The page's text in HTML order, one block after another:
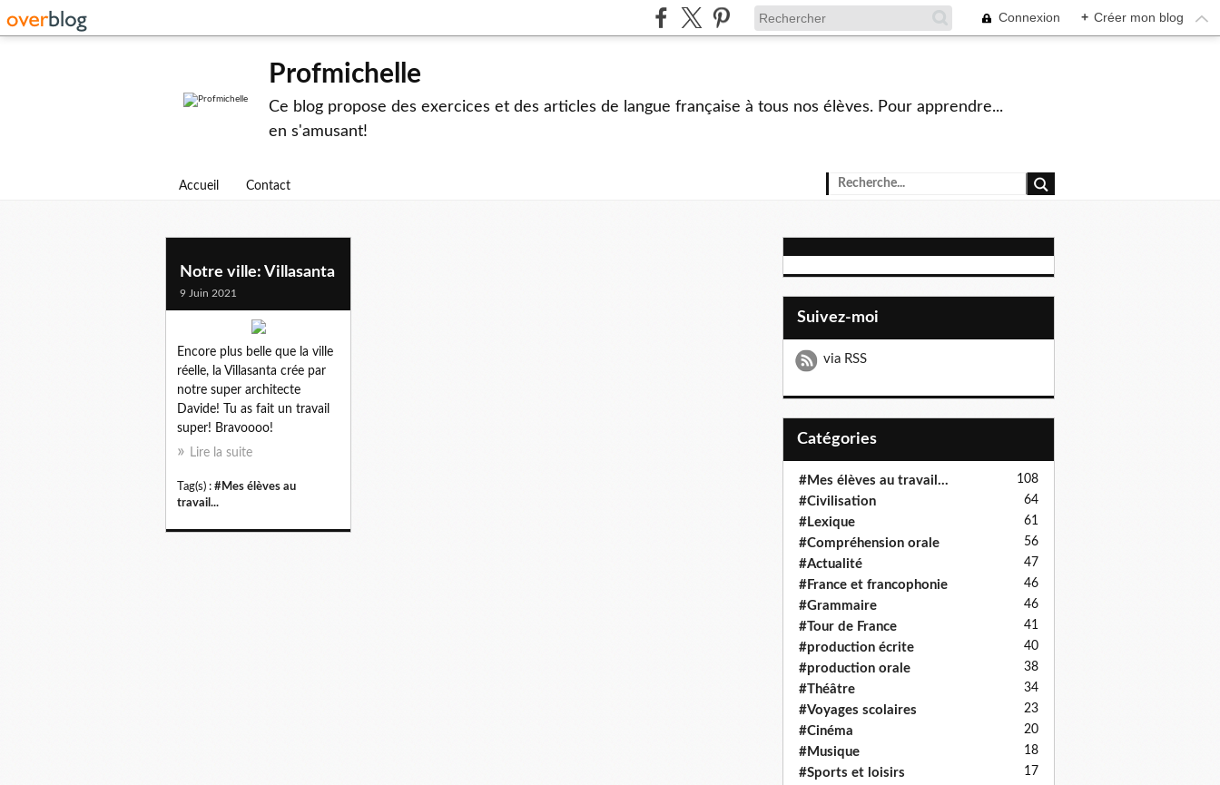
Connexion + Créer mon blog
Profmichelle
Ce blog propose des exercices et des articles de langue française à tous nos élèves. Pour apprendre...
en s'amusant!
Accueil Contact
Notre ville: Villasanta
9 Juin 2021
Encore plus belle que la ville
réelle, la Villasanta crée par
notre super architecte
Davide! Tu as fait un travail
super! Bravoooo!
Lire la suite
Tag(s) : #Mes élèves au
travail...
Suivez-moi
via RSS
Catégories
#Mes élèves au travail... 108
#Civilisation 64
#Lexique 61
#Compréhension orale 56
#Actualité 47
#France et francophonie 46
#Grammaire 46
#Tour de France 41
#production écrite 40
#production orale 38
#Théâtre 34
#Voyages scolaires 23
#Cinéma 20
#Musique 18
#Sports et loisirs 17